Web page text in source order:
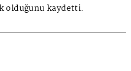
olduğunu kaydetti.